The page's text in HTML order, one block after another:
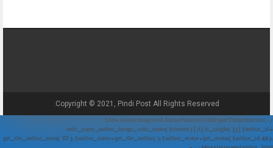
Copyright © 2021, Pindi Post All Rights Reserved.
// Show Author Image with Author Name in UrduPaper Theme function
urdu_paper_author_image_with_name($content) { if (is_single()) { $author_id =
get_the_author_meta('ID'); $author_name = get_the_author(); $author_avatar = get_avatar($author_id, 48);